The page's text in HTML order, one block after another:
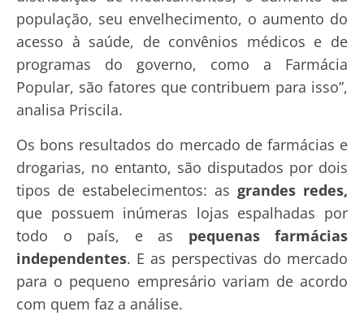
população, seu envelhecimento, o aumento do
acesso à saúde, de convênios médicos e de
programas do governo, como a Farmácia
Popular, são fatores que contribuem para isso”,
analisa Priscila.
Os bons resultados do mercado de farmácias e
drogarias, no entanto, são disputados por dois
tipos de estabelecimentos: as grandes redes,
que possuem inúmeras lojas espalhadas por
todo o país, e as pequenas farmácias
independentes. E as perspectivas do mercado
para o pequeno empresário variam de acordo
com quem faz a análise.